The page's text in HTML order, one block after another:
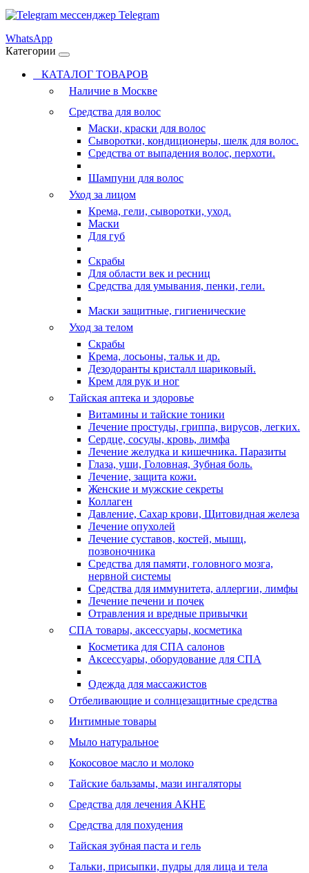
Telegram
WhatsApp
Категории
КАТАЛОГ ТОВАРОВ
Наличие в Москве
Средства для волос
Маски, краски для волос
Сыворотки, кондиционеры, шелк для волос.
Средства от выпадения волос, перхоти.
Шампуни для волос
Уход за лицом
Крема, гели, сыворотки, уход.
Маски
Для губ
Скрабы
Для области век и ресниц
Средства для умывания, пенки, гели.
Маски защитные, гигиенические
Уход за телом
Скрабы
Крема, лосьоны, тальк и др.
Дезодоранты кристалл шариковый.
Крем для рук и ног
Тайская аптека и здоровье
Витамины и тайские тоники
Лечение простуды, гриппа, вирусов, легких.
Сердце, сосуды, кровь, лимфа
Лечение желудка и кишечника. Паразиты
Глаза, уши, Головная, Зубная боль.
Лечение, защита кожи.
Женские и мужские секреты
Коллаген
Давление, Сахар крови, Щитовидная железа
Лечение опухолей
Лечение суставов, костей, мышц,
позвоночника
Средства для памяти, головного мозга,
нервной системы
Средства для иммунитета, аллергии, лимфы
Лечение печени и почек
Отравления и вредные привычки
СПА товары, аксессуары, косметика
Косметика для СПА салонов
Аксессуары, оборудование для СПА
Одежда для массажистов
Отбеливающие и солнцезащитные средства
Интимные товары
Мыло натуральное
Кокосовое масло и молоко
Тайские бальзамы, мази ингаляторы
Средства для лечения АКНЕ
Средства для похудения
Тайская зубная паста и гель
Тальки, присыпки, пудры для лица и тела